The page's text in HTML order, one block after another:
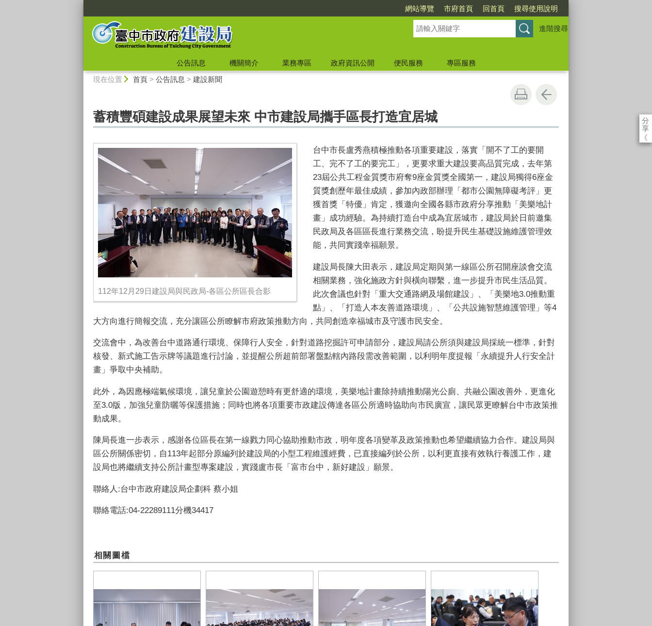
網站導覽 市府首頁 回首頁 搜尋使用說明
進階搜尋
公告訊息 機關簡介 業務專區 政府資訊公開 便民服務
專區服務
現在位置 首頁> 公告訊息 > 建設新聞
分
享
《
蓄積豐碩建設成果展望未來 中市建設局攜手區長打造宜居城
112年12月29日建設局與民政局-各區公所區長合影
台中市長盧秀燕積極推動各項重要建設，落實「開不了工的要開
工、完不了工的要完工」，更要求重大建設要高品質完成，去年第
23屆公共工程金質獎市府奪9座金質獎全國第一，建設局獨得6座金
質獎創歷年最佳成績，參加內政部辦理「都市公園無障礙考評」更
獲首獎「特優」肯定，獲邀向全國各縣市政府分享推動「美樂地計
畫」成功經驗。為持續打造台中成為宜居城市，建設局於日前邀集
民政局及各區區長進行業務交流，盼提升民生基礎設施維護管理效
能，共同實踐幸福願景。
建設局長陳大田表示，建設局定期與第一線區公所召開座談會交流
相關業務，強化施政方針與橫向聯繫，進一步提升市民生活品質。
此次會議也針對「重大交通路網及場館建設」、「美樂地3.0推動重
點」、「打造人本友善道路環境」、「公共設施智慧維護管理」等4
大方向進行簡報交流，充分讓區公所瞭解市府政策推動方向，共同創造幸福城市及守護市民安全。
交流會中，為改善台中道路通行環境、保障行人安全，針對道路挖掘許可申請部分，建設局請公所須與建設局採統一標準，針對
核發、新式施工告示牌等議題進行討論，並提醒公所超前部署盤點轄內路段需改善範圍，以利明年度提報「永續提升人行安全計
畫」爭取中央補助。
此外，為因應極端氣候環境，讓兒童於公園遊憩時有更舒適的環境，美樂地計畫除持續推動陽光公廁、共融公園改善外，更進化
至3.0版，加強兒童防曬等保護措施；同時也將各項重要市政建設傳達各區公所適時協助向市民廣宣，讓民眾更瞭解台中市政策推
動成果。
陳局長進一步表示，感謝各位區長在第一線戮力同心協助推動市政，明年度各項變革及政策推動也希望繼續協力合作。建設局與
區公所關係密切，自113年起部分原編列於建設局的小型工程維護經費，已直接編列於公所，以利更直接有效執行養護工作，建
設局也將繼續支持公所計畫型專案建設，實踐盧市長「富市台中，新好建設」願景。
聯絡人:台中市政府建設局企劃科 蔡小姐
聯絡電話:04-22289111分機34417
相關圖檔